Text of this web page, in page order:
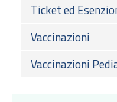
Ticket ed
Vaccinazioni
Vaccinazioni